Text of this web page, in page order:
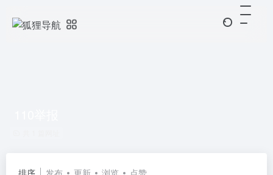
排序 发布 更新 浏览 点赞